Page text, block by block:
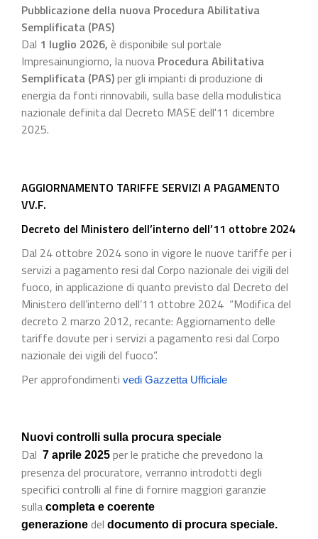
Pubblicazione della nuova Procedura Abilitativa
Semplificata (PAS)
Dal 1 luglio 2026, è disponibile sul portale
Impresainungiorno, la nuova Procedura Abilitativa
Semplificata (PAS)per gli impianti di produzione di
energia da fonti rinnovabili, sulla base della modulistica
nazionale definita dal Decreto MASE dell'11 dicembre
2025.
AGGIORNAMENTO TARIFFE SERVIZI A PAGAMENTO
VV.F.
Decreto del Ministero dell’interno dell’11 ottobre 2024
Dal 24 ottobre 2024 sono in vigore le nuove tariffe per i
servizi a pagamento resi dal Corpo nazionale dei vigili del
fuoco, in applicazione di quanto previsto dal Decreto del
Ministero dell’interno dell’11 ottobre 2024 “Modifica del
decreto 2 marzo 2012, recante: Aggiornamento delle
tariffe dovute per i servizi a pagamento resi dal Corpo
nazionale dei vigili del fuoco”.
Per approfondimenti vedi Gazzetta Ufficiale
Nuovi controlli sulla procura speciale
Dal 7 aprile 2025 per le pratiche che prevedono la
presenza del procuratore, verranno introdotti degli
specifici controlli al fine di fornire maggiori garanzie
sulla completa e coerente
generazione del documento di procura speciale.